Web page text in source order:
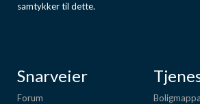
samtykker til dette.
Snarveier
Forum
Boligmappa